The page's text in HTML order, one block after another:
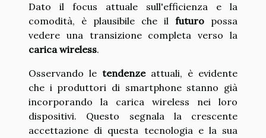
Dato il focus attuale sull'efficienza e la
comodità, è plausibile che il futuro possa
vedere una transizione completa verso la
carica wireless.
Osservando le tendenzeattuali, è evidente
che i produttori di smartphone stanno già
incorporando la carica wireless nei loro
dispositivi. Questo segnala la crescente
accettazione di questa tecnologia e la sua